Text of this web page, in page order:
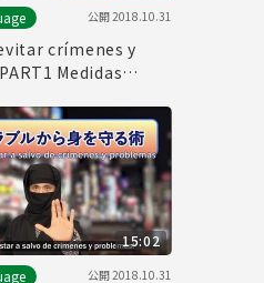
公開2018.10.31
crímenes y
Medidas
crimen
15:02
公開2018.10.31